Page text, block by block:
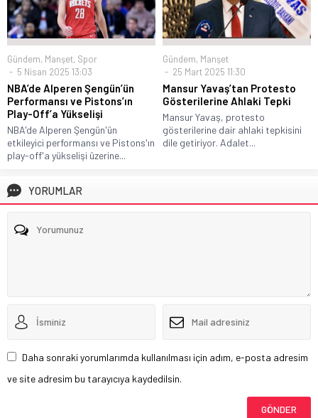
Gündem, Manşet, Spor
5 Nisan 2025 13:03
NBA’de Alperen Şengün’ün
Performansı ve Pistons’ın
Play-Off’a Yükselişi
NBA'de Alperen Şengün'ün
etkileyici performansı ve Pistons'ın
play-off'a yükselişi üzerine...
Gündem, Manşet
25 Mart 2025 11:30
Mansur Yavaş’tan Protesto
Gösterilerine Ahlaki Tepki
Mansur Yavaş, protesto
gösterilerine dair ahlaki tepkisini
dile getiriyor. Adalet...
YORUMLAR
Daha sonraki yorumlarımda kullanılması için adım, e-posta adresim
ve site adresim bu tarayıcıya kaydedilsin.